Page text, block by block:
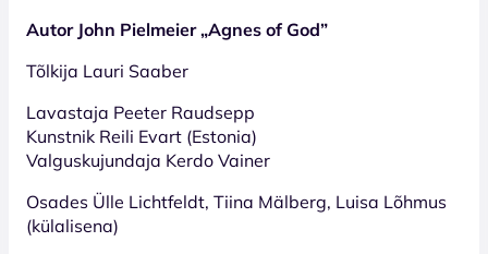
Autor John Pielmeier „Agnes of God”
Tõlkija Lauri Saaber
Lavastaja Peeter Raudsepp
Kunstnik Reili Evart (Estonia)
Valguskujundaja Kerdo Vainer
Osades Ülle Lichtfeldt, Tiina Mälberg, Luisa Lõhmus
(külalisena)